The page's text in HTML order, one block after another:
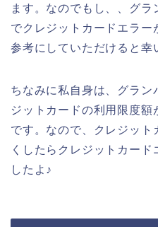
ます。なのでもし、、グ
でクレジットカードエラー
参考にしていただけると幸
ちなみに私自身は、グラン
ジットカードの利用限度額
です。なので、クレジット
くしたらクレジットカード
したよ♪